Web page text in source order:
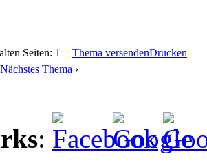
Seiten: 1 Thema versendenDrucken
Nächstes Thema ›
: